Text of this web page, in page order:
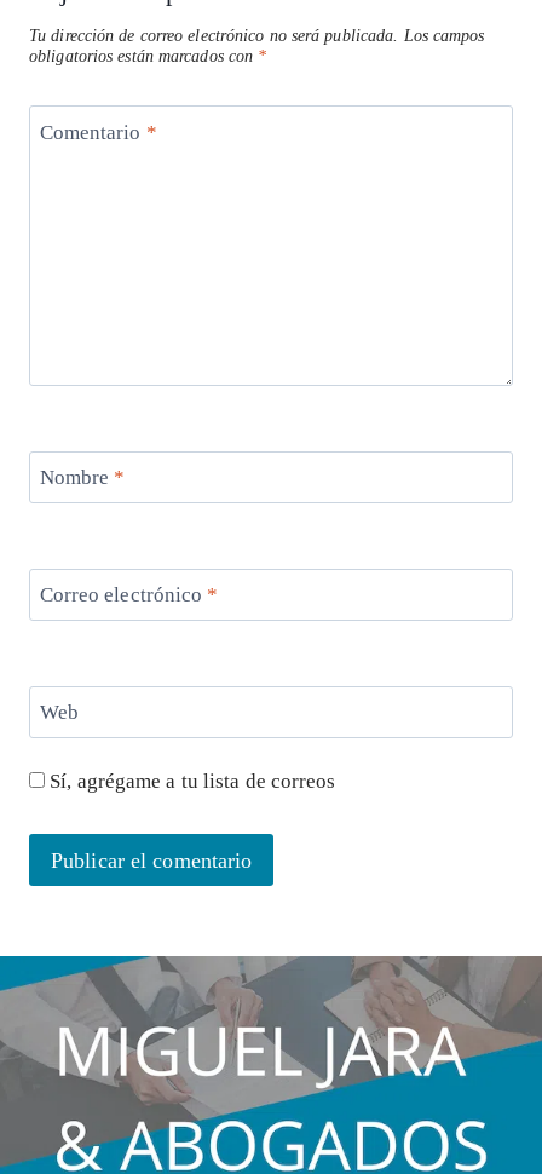
Tu dirección de correo electrónico no será publicada. Los campos
obligatorios están marcados con *
Comentario *
Nombre *
Correo electrónico *
Web
Sí, agrégame a tu lista de correos